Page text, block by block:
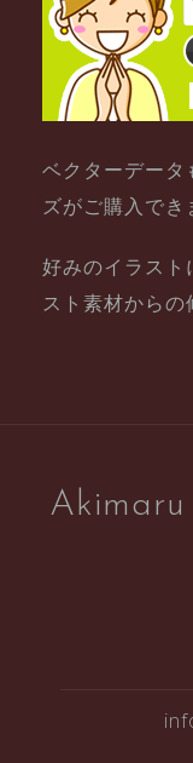
ベクターデータ
ズがご購入でき
好みのイラスト
スト素材からの